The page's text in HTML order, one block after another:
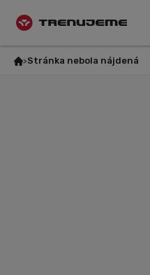
Stránka nebola nájdená